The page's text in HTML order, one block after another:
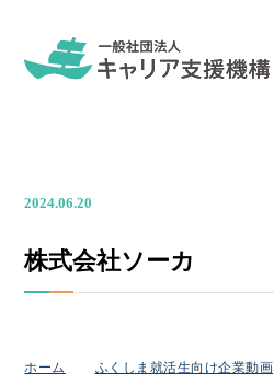
2024.06.20
株式会社ソーカ
ホーム ふくしま就活生向け企業動画